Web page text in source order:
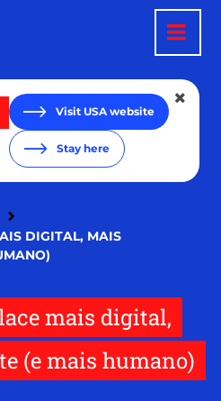
Visit USA website
Stay here
DIGITAL, MAIS
mais digital,
(e mais humano)